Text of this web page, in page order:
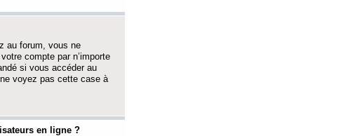
au forum, vous ne
compte par n’importe
si vous accéder au
voyez pas cette case à
en ligne ?